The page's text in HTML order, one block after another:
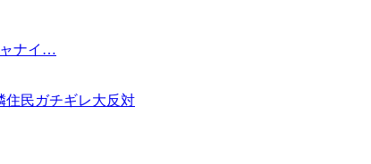
ャナイ…
住民ガチギレ大反対